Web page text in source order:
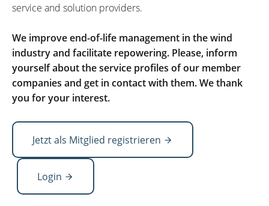
service and solution providers.
We improve end-of-life management in the wind
industry and facilitate repowering. Please, inform
yourself about the service profiles of our member
companies and get in contact with them. We thank
you for your interest.
Jetzt als Mitglied registrieren
Login